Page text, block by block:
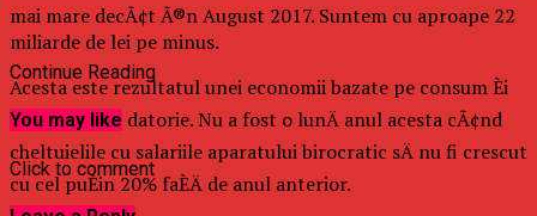
mai mare decÃ¢t Ã®n August 2017. Suntem cu aproape 22
miliarde de lei pe minus.
Acesta este rezultatul unei economii bazate pe consum Èi
explodate pe datorie. Nu a fost o lunÄ anul acesta cÃ¢nd
cheltuielile cu salariile aparatului birocratic sÄ nu fi crescut
cu cel puÈin 20% faÈÄ de anul anterior.
Continue Reading
You may like
Click to comment